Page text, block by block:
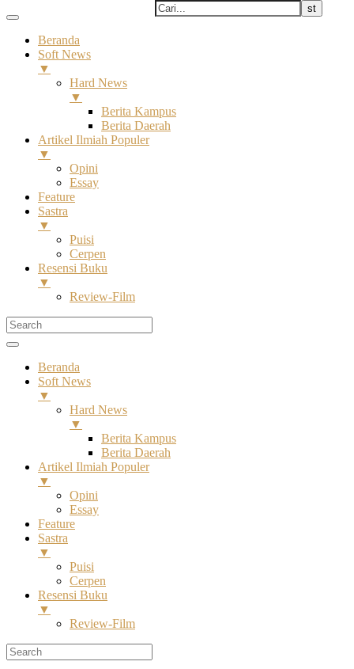
Beranda
Soft News
▼
Hard News
▼
Berita Kampus
Berita Daerah
Artikel Ilmiah Populer
▼
Opini
Essay
Feature
Sastra
▼
Puisi
Cerpen
Resensi Buku
▼
Review-Film
Beranda
Soft News
▼
Hard News
▼
Berita Kampus
Berita Daerah
Artikel Ilmiah Populer
▼
Opini
Essay
Feature
Sastra
▼
Puisi
Cerpen
Resensi Buku
▼
Review-Film